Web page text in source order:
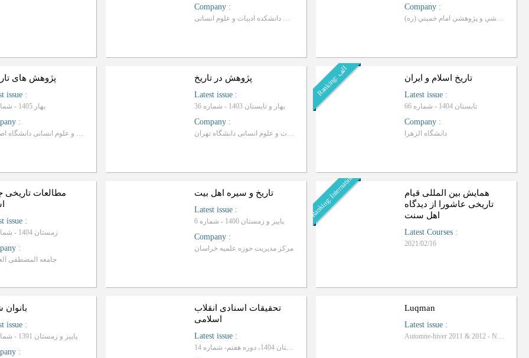
Company :
جهاد دانشگاهی دانشکده ادبیات و علوم انسانی
Company :
موسسه آموزشي و پژوهشي امام خميني (ره)
پژوهش های
issue :
بهار 1405 - شماره 69
:
دانشکده ادبیات و علوم انسانی دانشگاه اصفهان
پژوهش در تاریخ
Latest issue :
بهار و تابستان 1403 - شماره 36
Company :
انجمن علمی دانشجویی گروه تاریخ دانشکده ادبیات و علوم انسانی دانشگاه تهران
R
a
n
k
i
n
g
:
ا
ل
ف تاریخ اسلام و ایران
Latest issue :
تابستان 1404 - شماره 66
Company :
دانشگاه الزهرا
مطالعات تاریخی
issue :
زمستان 1404 - شماره 36
:
جامعه المصطفی
تاریخ و سیره اهل بیت
Latest issue :
پاییز و زمستان 1400 - شماره 6
Company :
مرکز مدیریت حوزه علمیه خراسان
Ranking: International
همایش بین المللی قیام
تاریخی عاشورا از دیدگاه
اهل سنت
Latest Courses :
2021/02/16
بانوان
issue :
پاییز و زمستان 1391 - شماره 29
:
تحقیقات اسنادی انقلاب
اسلامی
Latest issue :
پاییز و زمستان 1404، دوره هفتم- شماره 14
Luqman
Latest issue :
Automne-hiver 2011 & 2012 - Numéro 42